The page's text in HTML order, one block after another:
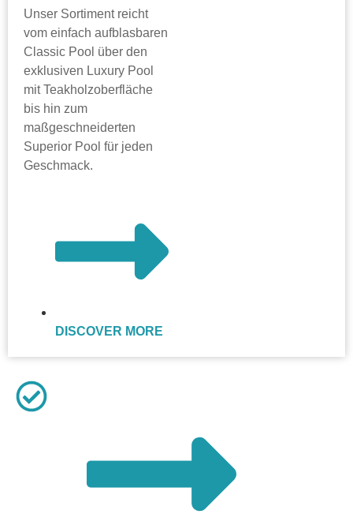
Unser Sortiment reicht
vom einfach aufblasbaren
Classic Pool über den
exklusiven Luxury Pool
mit Teakholzoberfläche
bis hin zum
maßgeschneiderten
Superior Pool für jeden
Geschmack.
DISCOVER MORE